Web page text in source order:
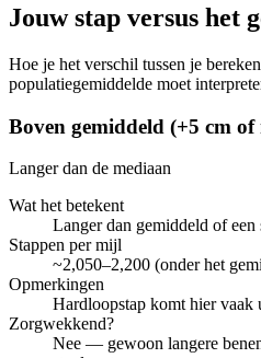
Jouw stap versus het
Hoe je het verschil tussen je
populatiegemiddelde moet
Boven gemiddeld (+5 cm of
Langer dan de mediaan
Wat het betekent
Langer dan gemiddeld of een
Stappen per mijl
~2,050–2,200 (onder het
Opmerkingen
Hardloopstap komt hier vaak
Zorgwekkend?
Nee — gewoon langere